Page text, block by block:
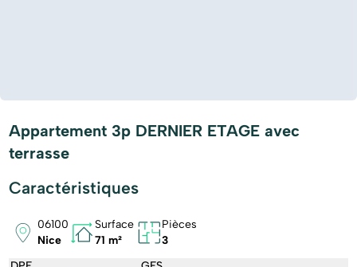
Appartement 3p DERNIER ETAGE avec
terrasse
Caractéristiques
06100
Nice
Surface
71 m²
Pièces
3